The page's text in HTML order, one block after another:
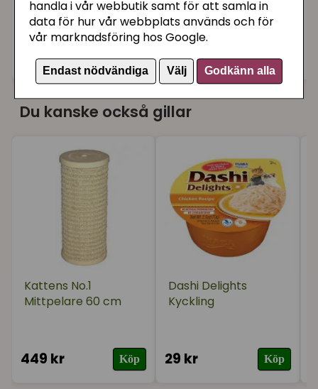
handla i vår webbutik samt för att samla in
data för hur vår webbplats används och för
vår marknadsföring hos Google.
Endast nödvändiga Välj Godkänn alla
22 kr Köp
Ø50 cm
329 kr Köp
Du kanske också gillar
Kattens No.1
Mittpelare 60 cm
449 kr Köp
Dashi Delights
Kyckling
29 kr Köp